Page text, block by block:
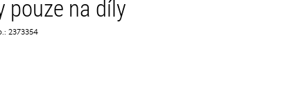
pouze na díly
2373354